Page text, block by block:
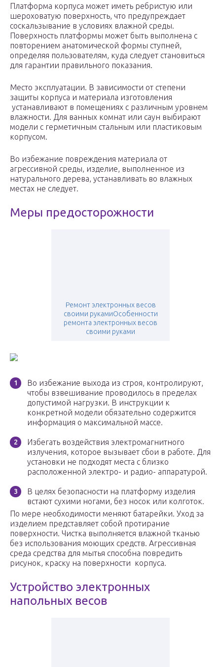
Платформа корпуса может иметь ребристую или
шероховатую поверхность, что предупреждает
соскальзывание в условиях влажной среды.
Поверхность платформы может быть выполнена с
повторением анатомической формы ступней,
определяя пользователям, куда следует становиться
для гарантии правильного показания.
Место эксплуатации. В зависимости от степени
защиты корпуса и материала изготовления
устанавливают в помещениях с различным уровнем
влажности. Для ванных комнат или саун выбирают
модели с герметичным стальным или пластиковым
корпусом.
Во избежание повреждения материала от
агрессивной среды, изделие, выполненное из
натурального дерева, устанавливать во влажных
местах не следует.
Меры предосторожности
Ремонт электронных весов
своими рукамиОсобенности
ремонта электронных весов
своими руками
Во избежание выхода из строя, контролируют,
чтобы взвешивание проводилось в пределах
допустимой нагрузки. В инструкции к
конкретной модели обязательно содержится
информация о максимальной массе.
Избегать воздействия электромагнитного
излучения, которое вызывает сбои в работе. Для
установки не подходят места с близко
расположенной электро- и радио- аппаратурой.
В целях безопасности на платформу изделия
встают сухими ногами, без носок или колготок.
По мере необходимости меняют батарейки. Уход за
изделием представляет собой протирание
поверхности. Чистка выполняется влажной тканью
без использования моющих средств. Агрессивная
среда средства для мытья способна повредить
рисунок, краску на поверхности корпуса.
Устройство электронных
напольных весов